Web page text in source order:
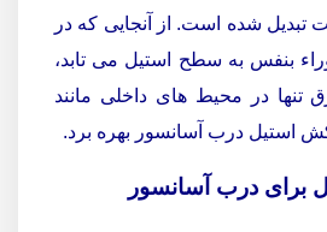
شده است. از آنجایی که در
بنفس به سطح استیل می تابد،
تنها در محیط های داخلی مانند
استیل درب آسانسور بهره برد.
برای درب آسانسور